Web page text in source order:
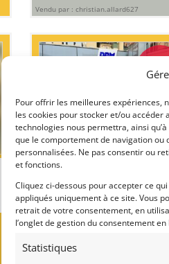
Pour offrir les meilleures expériences,
les cookies pour stocker et/ou accéder
technologies nous permettra, ainsi
que le comportement de navigation ou
personnalisées. Ne pas consentir ou
et fonctions.
Cliquez ci-dessous pour accepter ce
appliqués uniquement à ce site. Vous
retrait de votre consentement, en
l’onglet de gestion du consentement en
Statistiques
Vendu par : christian.allard627
PSD
16
LAMBORGHINI COUNTACH 25
MONACO (MONACO)
12 mars 2026
266
Vends Lamborghini Countach 2 è
présenté est dans un état
irréprochable te n'a parcouru que